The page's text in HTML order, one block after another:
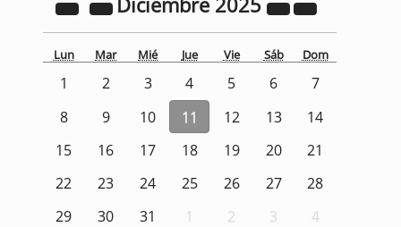
Lun Mar Mié Jue Vie Sáb Dom
1 2 3 4 5 6
7
8
9 10 11 12 13
14
15
16 17 18 19 20
21
22
23 24 25 26 27
28
29
30 31 1 2 3 4